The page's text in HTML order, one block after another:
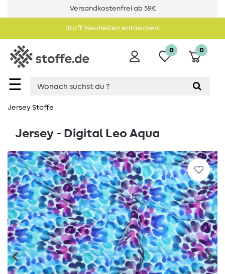
Versandkostenfrei ab 59€
Stoff-Neuheiten entdecken!
☰
0 0
Jersey Stoffe
Jersey - Digital Leo Aqua